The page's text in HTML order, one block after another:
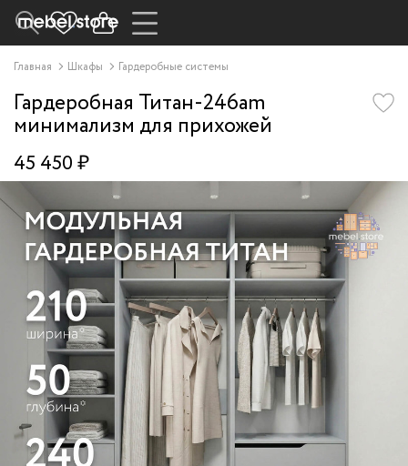
Главная Шкафы Гардеробные системы
Гардеробная Титан-246am
минимализм для прихожей
45 450 ₽